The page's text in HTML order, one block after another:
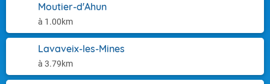
Moutier-d'Ahun
à 1.00km
Lavaveix-les-Mines
à 3.79km